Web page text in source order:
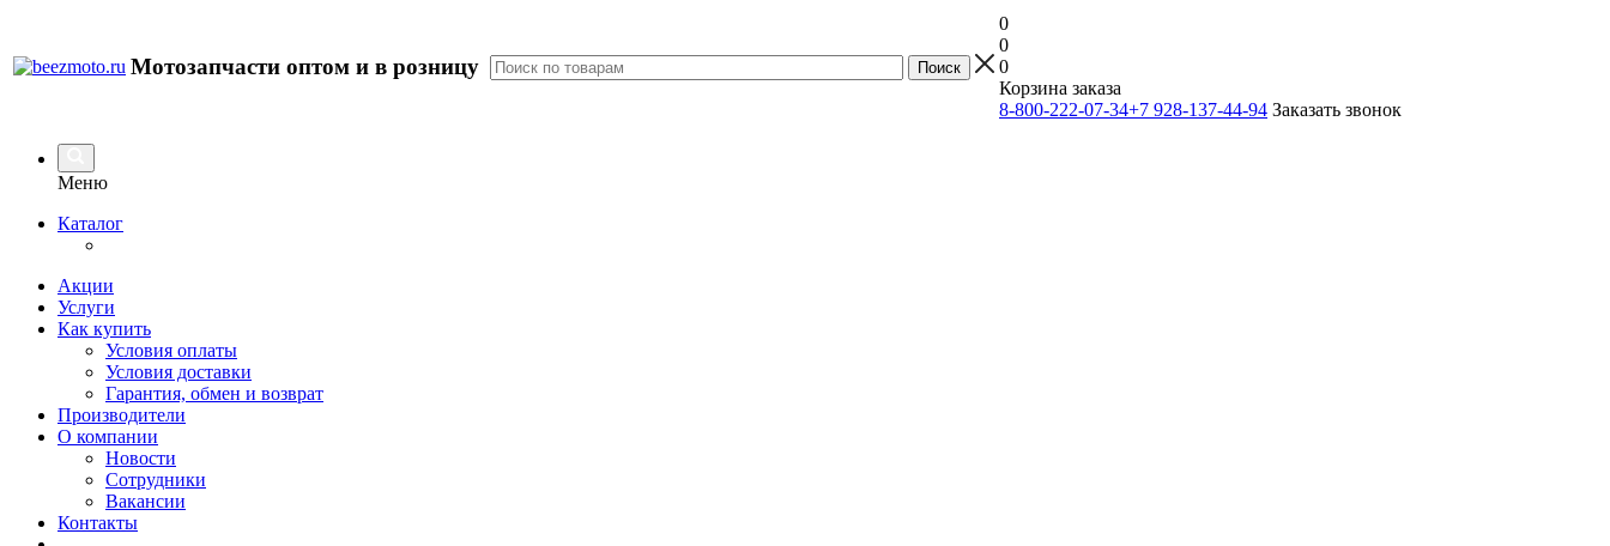
Мотозапчасти оптом и в розницу
0
0
0
Корзина заказа
8-800-222-07-34+7 928-137-44-94 Заказать звонок
Меню
Каталог
Акции
Услуги
Как купить
Условия оплаты
Условия доставки
Гарантия, обмен и возврат
Производители
О компании
Новости
Сотрудники
Вакансии
Контакты